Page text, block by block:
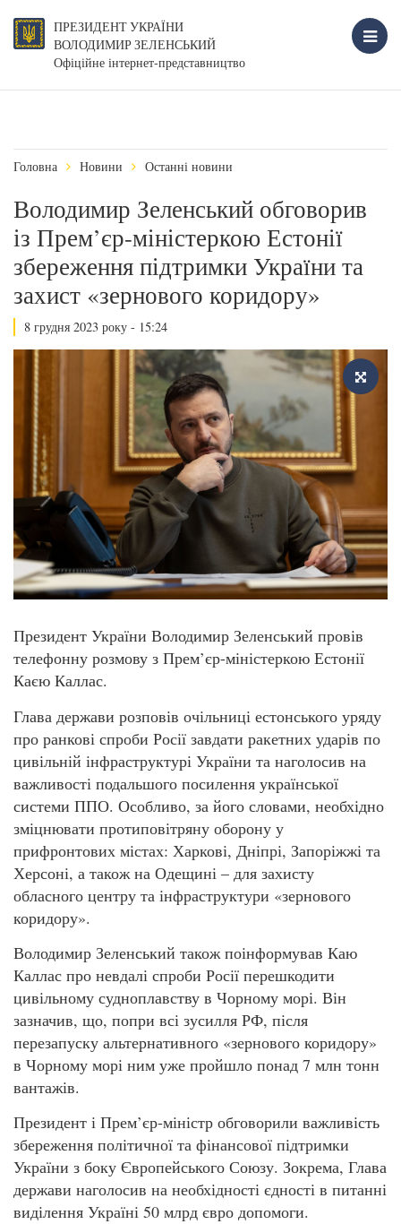
ПРЕЗИДЕНТ УКРАЇНИ
ВОЛОДИМИР ЗЕЛЕНСЬКИЙ
Офіційне інтернет-представництво
Головна Новини Останні новини
Володимир Зеленський обговорив
із Прем’єр-міністеркою Естонії
збереження підтримки України та
захист «зернового коридору»
8 грудня 2023 року - 15:24
Президент України Володимир Зеленський провів
телефонну розмову з Прем’єр-міністеркою Естонії
Каєю Каллас.
Глава держави розповів очільниці естонського уряду
про ранкові спроби Росії завдати ракетних ударів по
цивільній інфраструктурі України та наголосив на
важливості подальшого посилення української
системи ППО. Особливо, за його словами, необхідно
зміцнювати протиповітряну оборону у
прифронтових містах: Харкові, Дніпрі, Запоріжжі та
Херсоні, а також на Одещині – для захисту
обласного центру та інфраструктури «зернового
коридору».
Володимир Зеленський також поінформував Каю
Каллас про невдалі спроби Росії перешкодити
цивільному судноплавству в Чорному морі. Він
зазначив, що, попри всі зусилля РФ, після
перезапуску альтернативного «зернового коридору»
в Чорному морі ним уже пройшло понад 7 млн тонн
вантажів.
Президент і Прем’єр-міністр обговорили важливість
збереження політичної та фінансової підтримки
України з боку Європейського Союзу. Зокрема, Глава
держави наголосив на необхідності єдності в питанні
виділення Україні 50 млрд євро допомоги.